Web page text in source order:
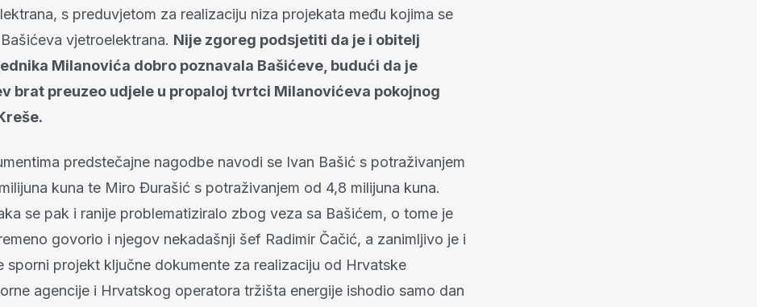
s preduvjetom za realizaciju niza projekata među kojima se
vjetroelektrana. Nije zgoreg podsjetiti da je i obitelj
Milanovića dobro poznavala Bašićeve, budući da je
brat preuzeo udjele u propaloj tvrtci Milanovićeva pokojnog
predstečajne nagodbe navodi se Ivan Bašić s potraživanjem
kuna te Miro Đurašić s potraživanjem od 4,8 milijuna kuna.
se pak i ranije problematiziralo zbog veza sa Bašićem, o tome je
govorio i njegov nekadašnji šef Radimir Čačić, a zanimljivo je i
sporni projekt ključne dokumente za realizaciju od Hrvatske
agencije i Hrvatskog operatora tržišta energije ishodio samo dan